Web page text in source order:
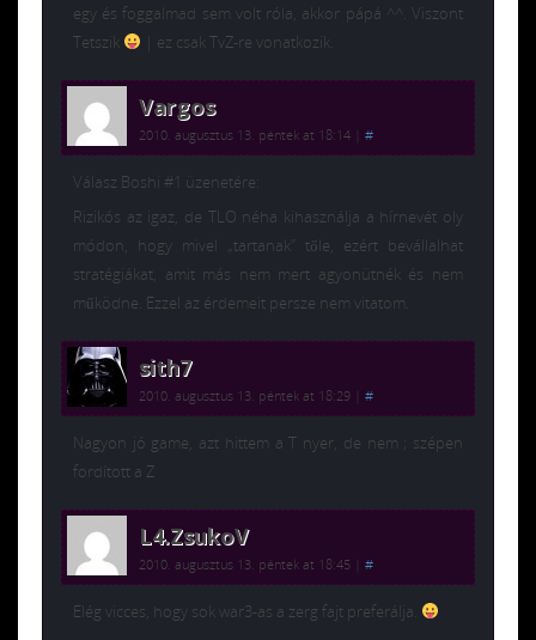
egy és foggalmad sem volt róla, akkor pápá ^^. Viszont
Tetszik
| ez csak TvZ-re vonatkozik.
Vargos
2010. augusztus 13. péntek at 18:14 #
Válasz Boshi #1 üzenetére:
Rizikós az igaz, de TLO néha kihasználja a hírnevét oly
módon, hogy mivel „tartanak” tőle, ezért bevállalhat
stratégiákat, amit más nem mert agyonütnék és nem
működne. Ezzel az érdemeit persze nem vitatom.
sith7
2010. augusztus 13. péntek at 18:29 #
Nagyon jó game, azt hittem a T nyer, de nem ; szépen
fordított a Z
L4.ZsukoV
2010. augusztus 13. péntek at 18:45 #
Elég vicces, hogy sok war3-as a zerg fajt preferálja.